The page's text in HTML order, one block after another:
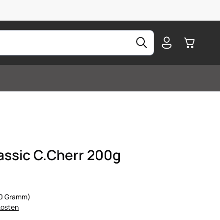
C.Cherr 200g
Gramm)